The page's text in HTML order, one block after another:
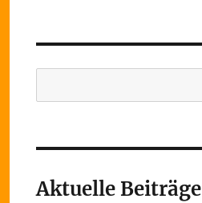
Aktuelle Beiträge